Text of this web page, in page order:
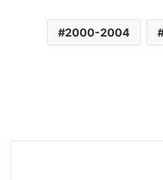
2000-2004